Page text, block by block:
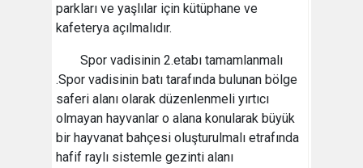
parkları ve yaşlılar için kütüphane ve
kafeterya açılmalıdır.
Spor vadisinin 2.etabı tamamlanmalı
.Spor vadisinin batı tarafında bulunan bölge
saferi alanı olarak düzenlenmeli yırtıcı
olmayan hayvanlar o alana konularak büyük
bir hayvanat bahçesi oluşturulmalı etrafında
hafif raylı sistemle gezinti alanı